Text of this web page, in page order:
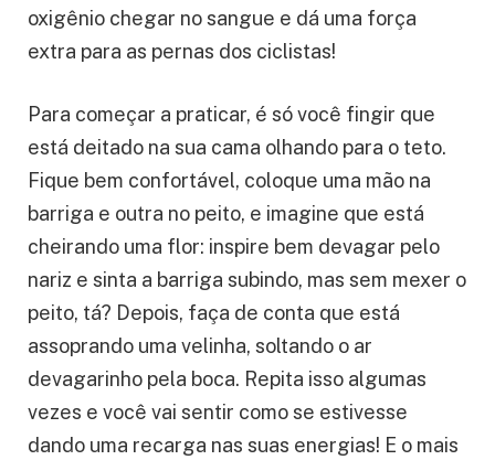
um balãozinho na barriga, fazendo ela crescer
quando puxa o ar e murchando quando solta. E
oxigênio chegar no sangue e dá uma força
extra para as pernas dos ciclistas!
Para começar a praticar, é só você fingir que
está deitado na sua cama olhando para o teto.
Fique bem confortável, coloque uma mão na
barriga e outra no peito, e imagine que está
cheirando uma flor: inspire bem devagar pelo
nariz e sinta a barriga subindo, mas sem mexer o
peito, tá? Depois, faça de conta que está
assoprando uma velinha, soltando o ar